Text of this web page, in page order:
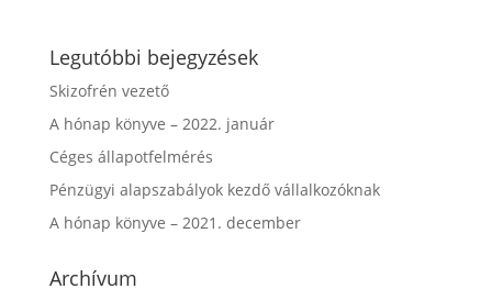
Legutóbbi bejegyzések
Skizofrén vezető
A hónap könyve – 2022. január
Céges állapotfelmérés
Pénzügyi alapszabályok kezdő vállalkozóknak
A hónap könyve – 2021. december
Archívum